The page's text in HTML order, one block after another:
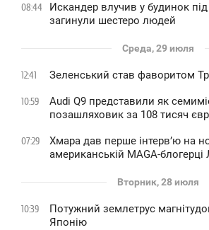
08:44
Искандер влучив у будинок
загинули шестеро людей
Среда, 29 июля
12:41 Зеленський став фаворитом
10:59
Audi Q9 представили як
позашляховик за 108 тисяч
07:29
Хмара дав перше інтервʼю на
американській MAGA-
Вторник, 28 июля
10:39
Потужний землетрус
Японію